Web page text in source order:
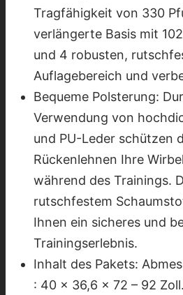
Tragfähigkeit von 330
verlängerte Basis mit
und 4 robusten,
Auflagebereich und
Bequeme Polsterung:
Verwendung von
und PU-Leder schützen
Rückenlehnen Ihre
während des Trainings.
rutschfestem
Ihnen ein sicheres und
Trainingserlebnis.
Inhalt des Pakets:
: 40 x 36,6 x 72 – 92